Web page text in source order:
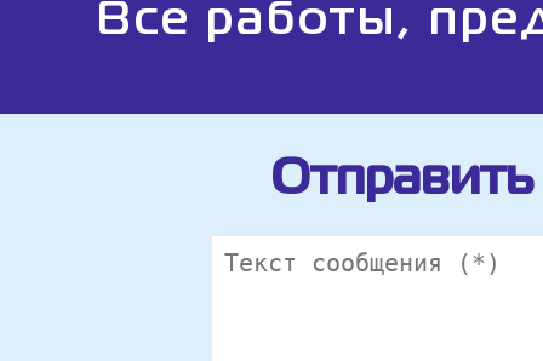
Все работы,
Отправить